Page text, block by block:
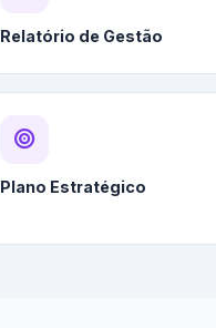
Relatório de Gestão
Plano Estratégico